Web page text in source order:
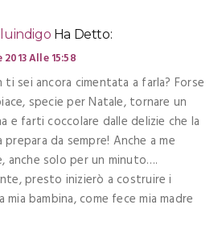
Ha Detto:
Alle 15:58
ti sei ancora cimentata a farla? Forse
specie per Natale, tornare un
e farti coccolare dalle delizie che la
prepara da sempre! Anche a me
anche solo per un minuto….
presto inizierò a costruire i
mia bambina, come fece mia madre